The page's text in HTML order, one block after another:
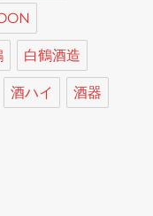
白鶴酒造
酒ハイ 酒器